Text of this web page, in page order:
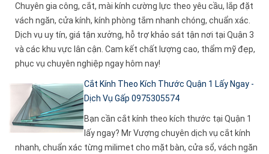
Chuyên gia công, cắt, mài kính cường lực theo yêu cầu, lắp đặt
vách ngăn, cửa kính, kính phòng tắm nhanh chóng, chuẩn xác.
Dịch vụ uy tín, giá tận xưởng, hỗ trợ khảo sát tận nơi tại Quận 3
và các khu vực lân cận. Cam kết chất lượng cao, thẩm mỹ đẹp,
phục vụ chuyên nghiệp ngay hôm nay!
Cắt Kính Theo Kích Thước Quận 1 Lấy Ngay -
Dịch Vụ Gấp 0975305574
Bạn cần cắt kính theo kích thước tại Quận 1
lấy ngay? Mr Vượng chuyên dịch vụ cắt kính
nhanh, chuẩn xác từng milimet cho mặt bàn, cửa sổ, vách ngăn